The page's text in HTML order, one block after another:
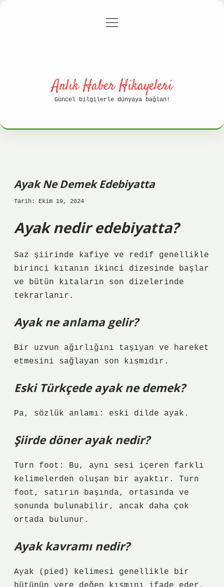
Gizlilik Politikası
menüyü
Anlık Haber Hikayeleri
Güncel bilgilerle dünyaya bağlan!
Ayak Ne Demek Edebiyatta
Tarih: Ekim 19, 2024
Ayak nedir edebiyatta?
Saz şiirinde kafiye ve redif genellikle
birinci kıtanın ikinci dizesinde başlar
ve bütün kıtaların son dizelerinde
tekrarlanır.
Ayak ne anlama gelir?
Bir uzvun ağırlığını taşıyan ve hareket
etmesini sağlayan son kısmıdır.
Eski Türkçede ayak ne demek?
Pa, sözlük anlamı: eski dilde ayak.
Şiirde döner ayak nedir?
Turn foot: Bu, aynı sesi içeren farklı
kelimelerden oluşan bir ayaktır. Turn
foot, satırın başında, ortasında ve
sonunda bulunabilir, ancak daha çok
ortada bulunur.
Ayak kavramı nedir?
Ayak (pied) kelimesi genellikle bir